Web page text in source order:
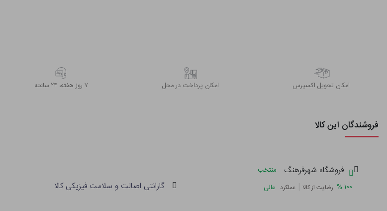
اﻣﮑﺎن ﺗﺤﻮﯾﻞ اﮐﺴﭙﺮس امکان پرداخت در محل ۷ روز ﻫﻔﺘﻪ، ۲۴ ﺳﺎﻋﺘﻪ
فروشندگان این کالا
فروشگاه شهرفرهنگ
منتخب
۱۰۰ % رضایت از کالا | عملکرد عالی گارانتی اصالت و سلامت فیزیکی کالا